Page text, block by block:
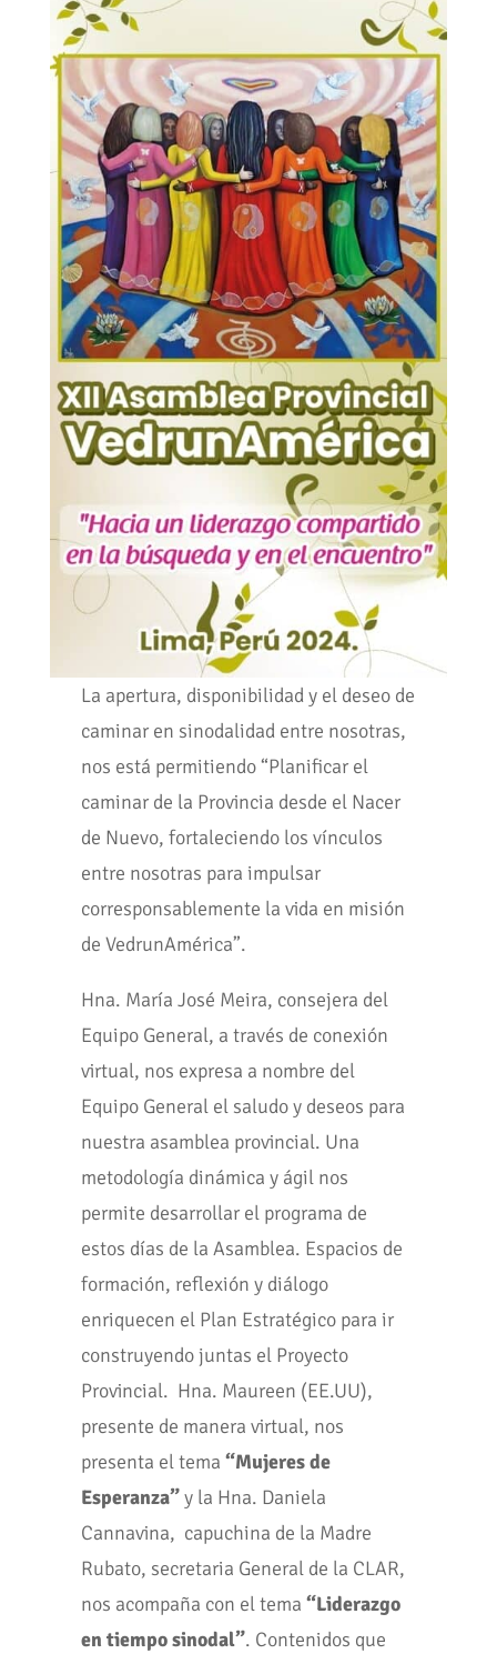
La apertura, disponibilidad y el deseo de
caminar en sinodalidad entre nosotras,
nos está permitiendo “Planificar el
caminar de la Provincia desde el Nacer
de Nuevo, fortaleciendo los vínculos
entre nosotras para impulsar
corresponsablemente la vida en misión
de VedrunAmérica”.
Hna. María José Meira, consejera del
Equipo General, a través de conexión
virtual, nos expresa a nombre del
Equipo General el saludo y deseos para
nuestra asamblea provincial. Una
metodología dinámica y ágil nos
permite desarrollar el programa de
estos días de la Asamblea. Espacios de
formación, reflexión y diálogo
enriquecen el Plan Estratégico para ir
construyendo juntas el Proyecto
Provincial. Hna. Maureen (EE.UU),
presente de manera virtual, nos
presenta el tema“Mujeres de
Esperanza”y la Hna. Daniela
Cannavina, capuchina de la Madre
Rubato, secretaria General de la CLAR,
nos acompaña con el tema“Liderazgo
en tiempo sinodal”. Contenidos que